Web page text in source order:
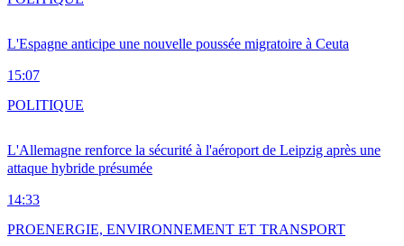
L'Espagne anticipe une nouvelle poussée migratoire à Ceuta
15:07
L'Allemagne renforce la sécurité à l'aéroport de Leipzig après une
attaque hybride présumée
14:33
POLITIQUE
PROENERGIE, ENVIRONNEMENT ET TRANSPORT